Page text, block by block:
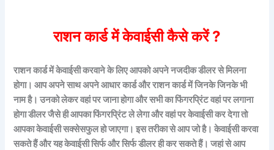
राशन कार्ड में केवाईसी कैसे करें ?
राशन कार्ड में केवाईसी करवाने के लिए आपको अपने नजदीक डीलर से मिलना
होगा। आप अपने साथ अपने आधार कार्ड और राशन कार्ड में जिनके जिनके भी
नाम है। उनको लेकर वहां पर जाना होगा और सभी का फिंगरप्रिंट वहां पर लगाना
होगा डीलर जैसे ही आपका फिंगरप्रिंट ले लेगा और वहां पर केवाईसी कर देगा तो
आपका केवाईसी सक्सेसफुल हो जाएगा। इस तरीका से आप जो है। केवाईसी करवा
सकते हैं और यह केवाईसी सिर्फ और सिर्फ डीलर ही कर सकते हैं। जहां से आप